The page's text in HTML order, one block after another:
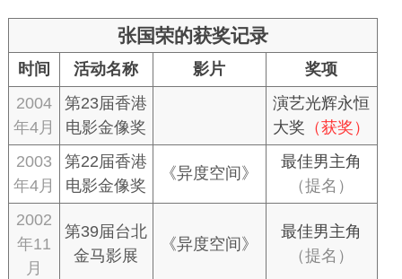
张国荣的获奖记录
时间 活动名称 影片
奖项
2004
年4月
第23届香港
电影金像奖
演艺光辉永恒
大奖 （获奖）
2003
年4月
第22届香港
电影金像奖
《异度空间》
最佳男主角
（提名）
2002
年11
月
第39届台北
金马影展
《异度空间》
最佳男主角
（提名）